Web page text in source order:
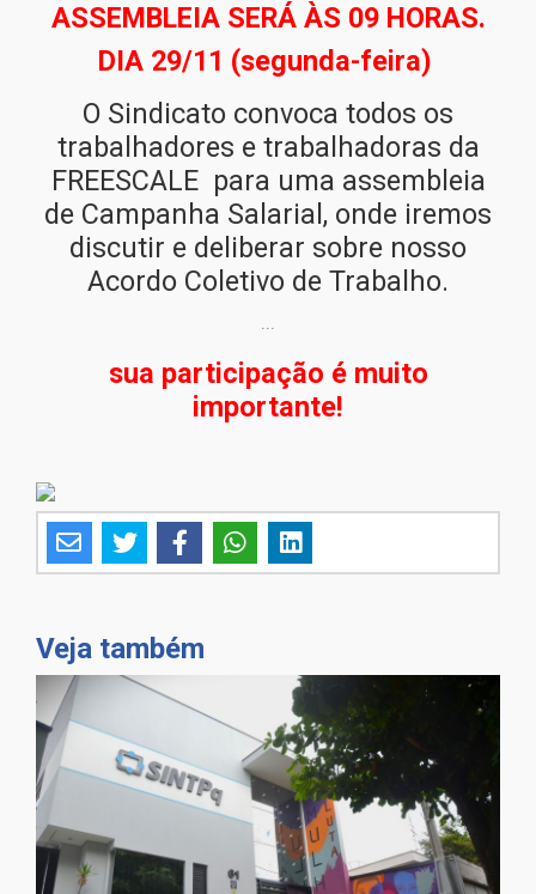
ASSEMBLEIA SERÁ ÀS 09 HORAS.
DIA 29/11 (segunda-feira)
O Sindicato convoca todos os
trabalhadores e trabalhadoras da
FREESCALE para uma assembleia
de Campanha Salarial, onde iremos
discutir e deliberar sobre nosso
Acordo Coletivo de Trabalho.
...
sua participação é muito
importante!
Veja também